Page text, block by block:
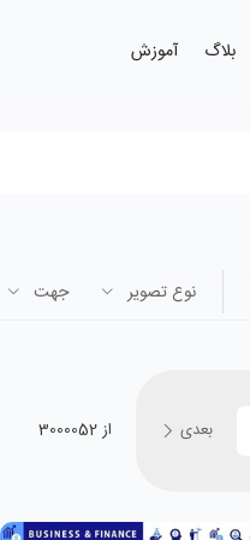
بلاگ آموزش
نوع تصویر جهت
بعدی از 3000052